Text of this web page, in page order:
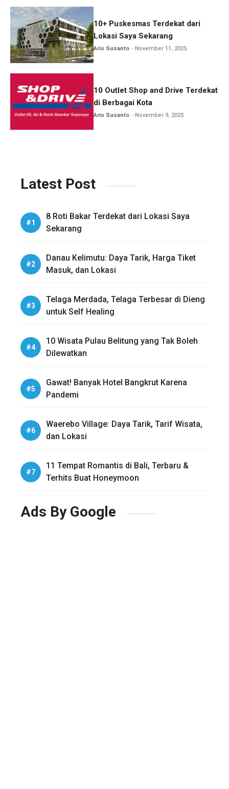
10+ Puskesmas Terdekat dari
Lokasi Saya Sekarang
Aris Susanto November 11, 2025
10 Outlet Shop and Drive Terdekat
di Berbagai Kota
Aris Susanto November 9, 2025
Latest Post
8 Roti Bakar Terdekat dari Lokasi Saya
Sekarang
Danau Kelimutu: Daya Tarik, Harga Tiket
Masuk, dan Lokasi
Telaga Merdada, Telaga Terbesar di Dieng
untuk Self Healing
10 Wisata Pulau Belitung yang Tak Boleh
Dilewatkan
Gawat! Banyak Hotel Bangkrut Karena
Pandemi
Waerebo Village: Daya Tarik, Tarif Wisata,
dan Lokasi
11 Tempat Romantis di Bali, Terbaru &
Terhits Buat Honeymoon
Ads By Google